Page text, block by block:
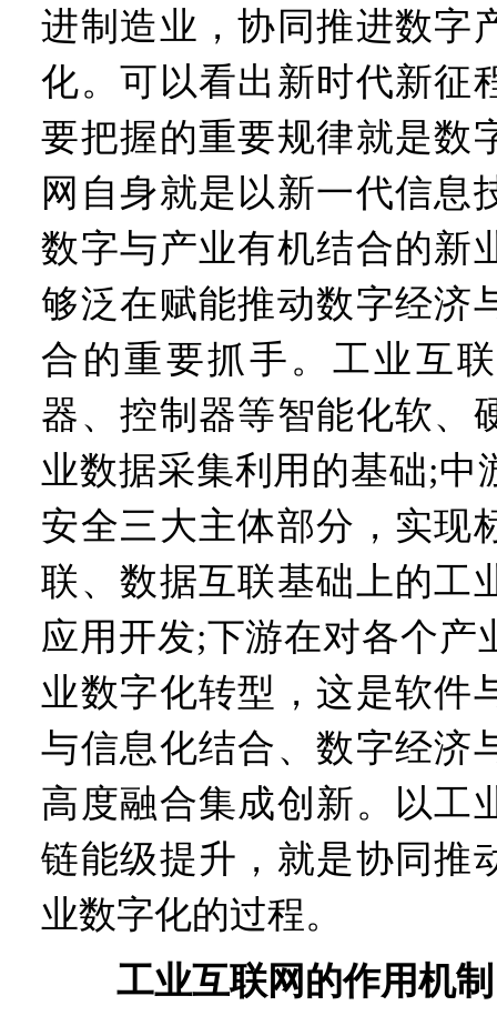
进制造业，协同推进数字
化。可以看出新时代新征
要把握的重要规律就是数
网自身就是以新一代信息
数字与产业有机结合的新
够泛在赋能推动数字经济
合的重要抓手。工业互
器、控制器等智能化软、
业数据采集利用的基础;中
安全三大主体部分，实现
联、数据互联基础上的工
应用开发;下游在对各个产
业数字化转型，这是软件
与信息化结合、数字经济
高度融合集成创新。以工
链能级提升，就是协同推
业数字化的过程。
工业互联网的作用机制